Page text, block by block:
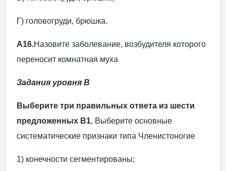
Г) головогруди, брюшка.
А16.Назовите заболевание, возбудителя которого
переносит комнатная муха
Задания уровня В
Выберите три правильных ответа из шести
предложенных В1. Выберите основные
систематические признаки типа Членистоногие
1) конечности сегментированы;